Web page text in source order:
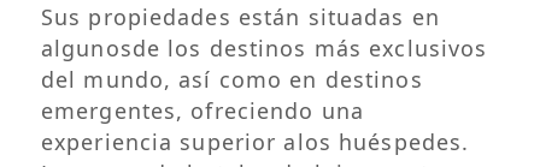
Sus propiedades están situadas en
algunosde los destinos más exclusivos
del mundo, así como en destinos
emergentes, ofreciendo una
experiencia superior alos huéspedes.